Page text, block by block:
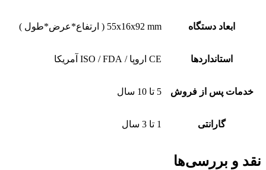
ابعاد دستگاه 55x16x92 mm ( ارتفاع*عرض*طول )
استانداردها CE اروپا / ISO / FDA آمریکا
خدمات پس از فروش 5 تا 10 سال
گارانتی 1 تا 3 سال
نقد و بررسی‌ها